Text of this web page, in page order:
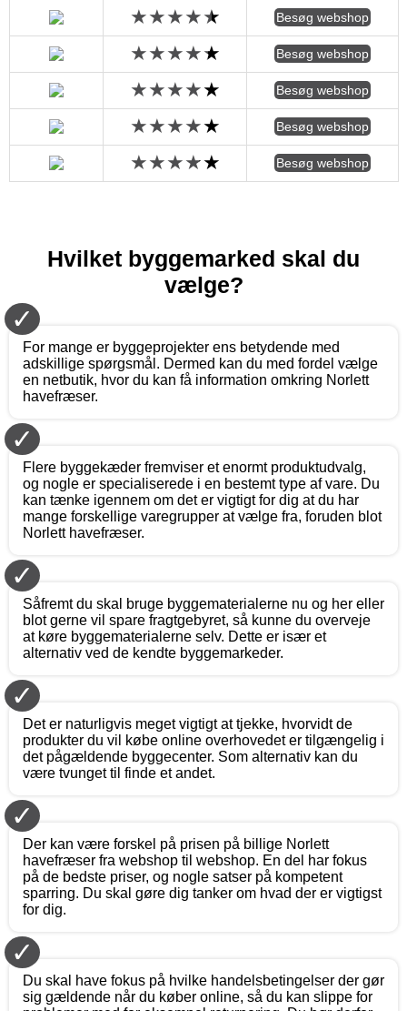
Besøg webshop
Besøg webshop
Besøg webshop
Besøg webshop
Besøg webshop
Hvilket byggemarked skal du
vælge?
✓
For mange er byggeprojekter ens betydende med
adskillige spørgsmål. Dermed kan du med fordel vælge
en netbutik, hvor du kan få information omkring Norlett
havefræser.
✓
Flere byggekæder fremviser et enormt produktudvalg,
og nogle er specialiserede i en bestemt type af vare. Du
kan tænke igennem om det er vigtigt for dig at du har
mange forskellige varegrupper at vælge fra, foruden blot
Norlett havefræser.
✓
Såfremt du skal bruge byggematerialerne nu og her eller
blot gerne vil spare fragtgebyret, så kunne du overveje
at køre byggematerialerne selv. Dette er især et
alternativ ved de kendte byggemarkeder.
✓
Det er naturligvis meget vigtigt at tjekke, hvorvidt de
produkter du vil købe online overhovedet er tilgængelig i
det pågældende byggecenter. Som alternativ kan du
være tvunget til finde et andet.
✓
Der kan være forskel på prisen på billige Norlett
havefræser fra webshop til webshop. En del har fokus
på de bedste priser, og nogle satser på kompetent
sparring. Du skal gøre dig tanker om hvad der er vigtigst
for dig.
✓
Du skal have fokus på hvilke handelsbetingelser der gør
sig gældende når du køber online, så du kan slippe for